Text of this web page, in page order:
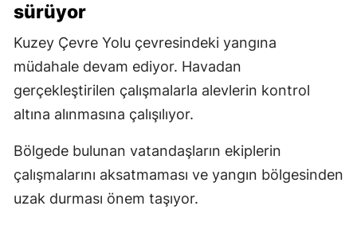
sürüyor
Kuzey Çevre Yolu çevresindeki yangına
müdahale devam ediyor. Havadan
gerçekleştirilen çalışmalarla alevlerin kontrol
altına alınmasına çalışılıyor.
Bölgede bulunan vatandaşların ekiplerin
çalışmalarını aksatmaması ve yangın bölgesinden
uzak durması önem taşıyor.